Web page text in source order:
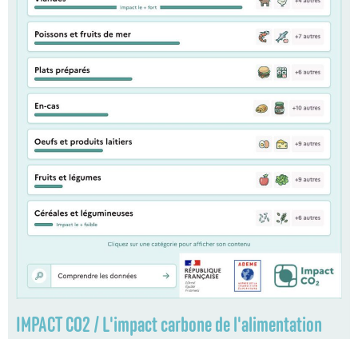
IMPACT CO2 / L'impact carbone de l'alimentation